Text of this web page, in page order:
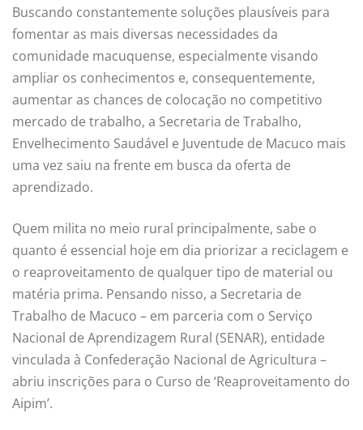
Buscando constantemente soluções plausíveis para
fomentar as mais diversas necessidades da
comunidade macuquense, especialmente visando
ampliar os conhecimentos e, consequentemente,
aumentar as chances de colocação no competitivo
mercado de trabalho, a Secretaria de Trabalho,
Envelhecimento Saudável e Juventude de Macuco mais
uma vez saiu na frente em busca da oferta de
aprendizado.
Quem milita no meio rural principalmente, sabe o
quanto é essencial hoje em dia priorizar a reciclagem e
o reaproveitamento de qualquer tipo de material ou
matéria prima. Pensando nisso, a Secretaria de
Trabalho de Macuco – em parceria com o Serviço
Nacional de Aprendizagem Rural (SENAR), entidade
vinculada à Confederação Nacional de Agricultura –
abriu inscrições para o Curso de ‘Reaproveitamento do
Aipim’.